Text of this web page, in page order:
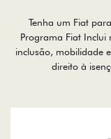
Tenha um Fiat
Programa Fiat Inclui
inclusão, mobilidade
direito à